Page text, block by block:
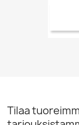
Tilaa